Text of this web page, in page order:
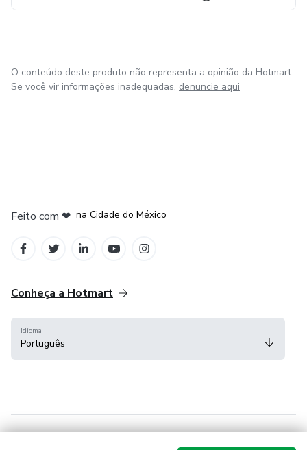
O conteúdo deste produto não representa a opinião da Hotmart.
Se você vir informações inadequadas, denuncie aqui
Feito com ❤ na Cidade do México
Conheça a Hotmart
Idioma
Português